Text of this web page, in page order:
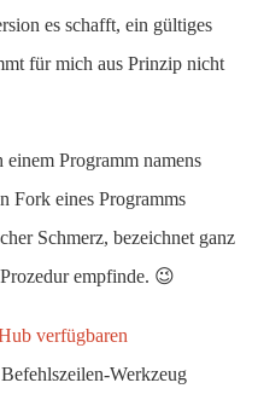
es schafft, ein gültiges
für mich aus Prinzip nicht
einem Programm namens
Fork eines Programms
Schmerz, bezeichnet ganz
empfinde. 😉
verfügbaren
Werkzeug